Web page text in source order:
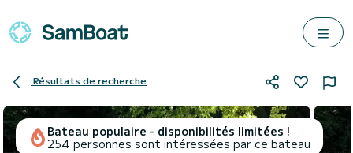
Résultats de recherche
Bateau populaire - disponibilités limitées !
254 personnes sont intéressées par ce bateau